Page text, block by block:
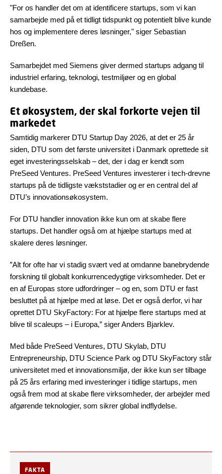
"For os handler det om at identificere startups, som vi kan
samarbejde med på et tidligt tidspunkt og potentielt blive kunde
hos og implementere deres løsninger," siger Sebastian
Dreßen.
Samarbejdet med Siemens giver dermed startups adgang til
industriel erfaring, teknologi, testmiljøer og en global
kundebase.
Et økosystem, der skal forkorte vejen til
markedet
Samtidig markerer DTU Startup Day 2026, at det er 25 år
siden, DTU som det første universitet i Danmark oprettede sit
eget investeringsselskab – det, der i dag er kendt som
PreSeed Ventures. PreSeed Ventures investerer i tech-drevne
startups på de tidligste vækststadier og er en central del af
DTU’s innovationsøkosystem.
For DTU handler innovation ikke kun om at skabe flere
startups. Det handler også om at hjælpe startups med at
skalere deres løsninger.
”Alt for ofte har vi stadig svært ved at omdanne banebrydende
forskning til globalt konkurrencedygtige virksomheder. Det er
en af Europas store udfordringer – og en, som DTU er fast
besluttet på at hjælpe med at løse. Det er også derfor, vi har
oprettet DTU SkyFactory: For at hjælpe flere startups med at
blive til scaleups – i Europa,” siger Anders Bjarklev.
Med både PreSeed Ventures, DTU Skylab, DTU
Entrepreneurship, DTU Science Park og DTU SkyFactory står
universitetet med et innovationsmiljø, der ikke kun ser tilbage
på 25 års erfaring med investeringer i tidlige startups, men
også frem mod at skabe flere virksomheder, der arbejder med
afgørende teknologier, som sikrer global indflydelse.
FAKTA